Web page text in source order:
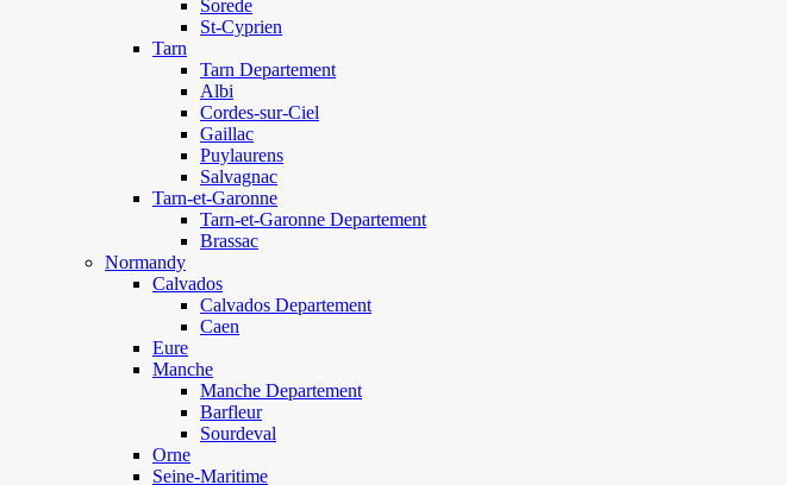
Sorede
St-Cyprien
Tarn
Tarn Departement
Albi
Cordes-sur-Ciel
Gaillac
Puylaurens
Salvagnac
Tarn-et-Garonne
Tarn-et-Garonne Departement
Brassac
Normandy
Calvados
Calvados Departement
Caen
Eure
Manche
Manche Departement
Barfleur
Sourdeval
Orne
Seine-Maritime